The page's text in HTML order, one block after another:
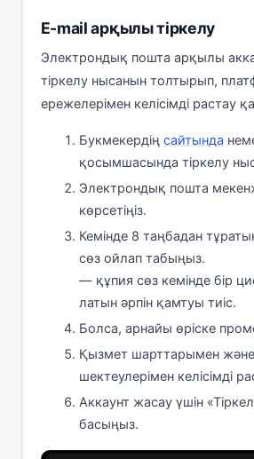
E-mail арқылы тіркелу
Электрондық пошта арқылы
тіркелу нысанын толтырып,
ережелерімен келісімді растау
Букмекердің сайтында
қосымшасында тіркелу
Электрондық пошта
көрсетіңіз.
Кемінде 8 таңбадан
сөз ойлап табыңыз.
— құпия сөз кемінде бір
латын әрпін қамтуы тиіс.
Болса, арнайы өріске
Қызмет шарттарымен
шектеулерімен келісімді
Аккаунт жасау үшін
басыңыз.